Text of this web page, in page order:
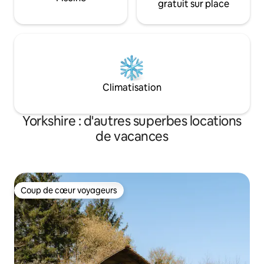
gratuit sur place
Climatisation
Yorkshire : d'autres superbes locations
de vacances
Coup de cœur voyageurs
Coup de cœur voyageurs